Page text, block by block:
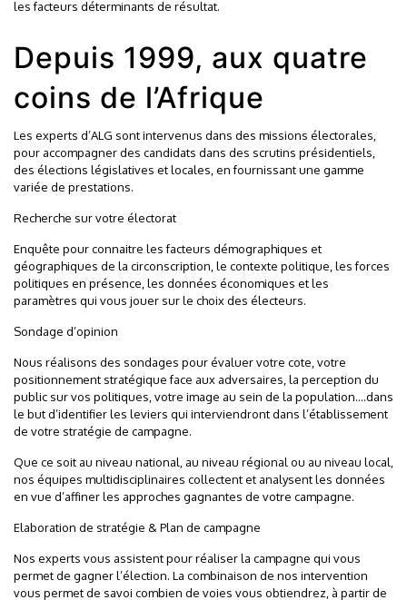
les facteurs déterminants de résultat.
Depuis 1999, aux quatre
coins de l’Afrique
Les experts d’ALG sont intervenus dans des missions électorales,
pour accompagner des candidats dans des scrutins présidentiels,
des élections législatives et locales, en fournissant une gamme
variée de prestations.
Recherche sur votre électorat
Enquête pour connaitre les facteurs démographiques et
géographiques de la circonscription, le contexte politique, les forces
politiques en présence, les données économiques et les
paramètres qui vous jouer sur le choix des électeurs.
Sondage d’opinion
Nous réalisons des sondages pour évaluer votre cote, votre
positionnement stratégique face aux adversaires, la perception du
public sur vos politiques, votre image au sein de la population….dans
le but d’identifier les leviers qui interviendront dans l’établissement
de votre stratégie de campagne.
Que ce soit au niveau national, au niveau régional ou au niveau local,
nos équipes multidisciplinaires collectent et analysent les données
en vue d’affiner les approches gagnantes de votre campagne.
Elaboration de stratégie & Plan de campagne
Nos experts vous assistent pour réaliser la campagne qui vous
permet de gagner l’élection. La combinaison de nos intervention
vous permet de savoi combien de voies vous obtiendrez, à partir de